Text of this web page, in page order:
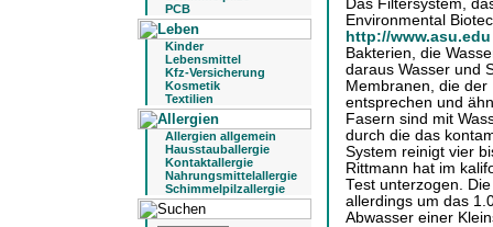
PCB
Kinder
Lebensmittel
Kfz-Versicherung
Kosmetik
Textilien
Allergien allgemein
Hausstauballergie
Kontaktallergie
Nahrungsmittelallergie
Schimmelpilzallergie
Das Filtersystem,
Environmental
http://
Bakterien, die
daraus Wasser und
Membranen, die
entsprechen und
Fasern sind mit
durch die das
System reinigt vier
Rittmann hat im
Test unterzogen.
allerdings um das
Abwasser einer